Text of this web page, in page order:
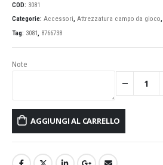
COD: 3081
Categorie: Accessori, Attrezzatura campo da gioco,
Tag: 3081, 8766738
Note
AGGIUNGI AL CARRELLO